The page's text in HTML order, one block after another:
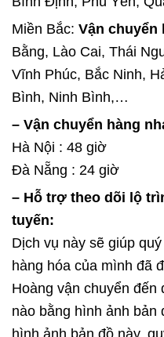
Miền Bắc: Vận chuyển
Bằng, Lào Cai, Thái
Vĩnh Phúc, Bắc Ninh,
Bình, Ninh Bình,…
– Vận chuyển hàng
Hà Nội : 48 giờ
Đà Nẵng : 24 giờ
– Hỗ trợ theo dõi lộ
tuyến:
Dịch vụ này sẽ giúp
hàng hóa của mình đã
Hoàng vận chuyển đến
nào bằng hình ảnh bản
hình ảnh bản đồ này,